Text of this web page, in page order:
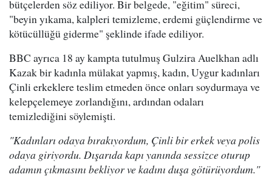
bütçelerden söz ediliyor. Bir belgede, "eğitim" süreci,
"beyin yıkama, kalpleri temizleme, erdemi güçlendirme ve
kötücüllüğü giderme" şeklinde ifade ediliyor.
BBC ayrıca 18 ay kampta tutulmuş Gulzira Auelkhan adlı
Kazak bir kadınla mülakat yapmış, kadın, Uygur kadınları
Çinli erkeklere teslim etmeden önce onları soydurmaya ve
kelepçelemeye zorlandığını, ardından odaları
temizlediğini söylemişti.
"Kadınları odaya bırakıyordum, Çinli bir erkek veya polis
odaya giriyordu. Dışarıda kapı yanında sessizce oturup
adamın çıkmasını bekliyor ve kadını duşa götürüyordum."